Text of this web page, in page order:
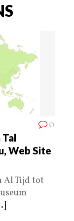
0
Tal
Web Site
Al Tijd tot